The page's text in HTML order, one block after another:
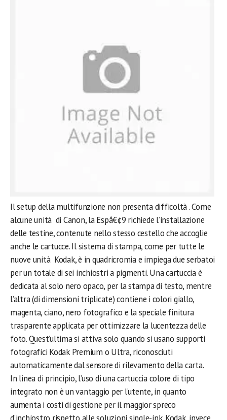
Il setup della multifunzione non presenta difficoltà . Come
alcune unità di Canon, la Espâ€¢9 richiede l’installazione
delle testine, contenute nello stesso cestello che accoglie
anche le cartucce. Il sistema di stampa, come per tutte le
nuove unità Kodak, è in quadricromia e impiega due serbatoi
per un totale di sei inchiostri a pigmenti. Una cartuccia è
dedicata al solo nero opaco, per la stampa di testo, mentre
l’altra (di dimensioni triplicate) contiene i colori giallo,
magenta, ciano, nero fotografico e la speciale finitura
trasparente applicata per ottimizzare la lucentezza delle
foto. Quest’ultima si attiva solo quando si usano supporti
fotografici Kodak Premium o Ultra, riconosciuti
automaticamente dal sensore di rilevamento della carta.
In linea di principio, l’uso di una cartuccia colore di tipo
integrato non è un vantaggio per l’utente, in quanto
aumenta i costi di gestione per il maggior spreco